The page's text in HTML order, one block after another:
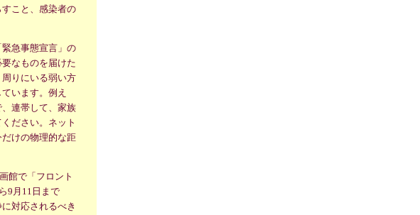
こと、感染者の
急事態宣言」の
なものを届けた
りにいる弱い方
います。例え
連帯して、家族
ださい。ネット
けの物理的な距
館で「フロント
9月11日まで
対応されるべき